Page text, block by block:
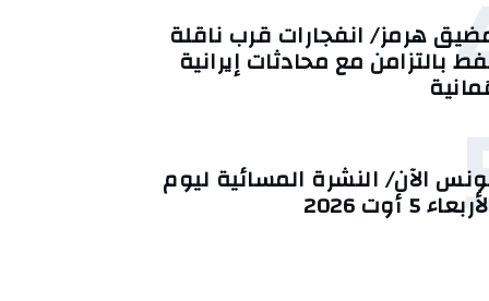
هرمز/ انفجارات قرب ناقلة
بالتزامن مع محادثات إيرانية
الآن/ النشرة المسائية ليوم
5 أوت 2026